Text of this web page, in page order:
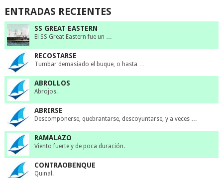
ENTRADAS RECIENTES
SS GREAT EASTERN
El SS Great Eastern fue un …
RECOSTARSE
Tumbar demasiado el buque, o hasta …
ABROLLOS
Abrojos.
ABRIRSE
Descomponerse, quebrantarse, descoyuntarse, y a veces …
RAMALAZO
Viento fuerte y de poca duración.
CONTRAOBENQUE
Quinal.